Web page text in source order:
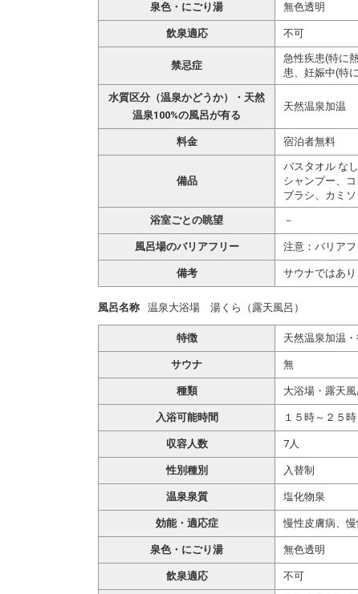
泉色・にごり湯 無色透明
飲泉適応 不可
禁忌症
急性疾患(特に
患、妊娠中(特
水質区分（温泉かどうか）・天然
温泉100%の風呂が有る
天然温泉加温
料金 宿泊者無料
備品
バスタオル なし
シャンプー、
ブラシ、カミ
浴室ごとの眺望 －
風呂場のバリアフリー 注意：バリアフ
備考 サウナではあ
風呂名称 温泉大浴場 湯くら（露天風呂）
特徴 天然温泉加温・
サウナ 無
種類 大浴場・露天風
入浴可能時間 １５時～２５
収容人数 7人
性別種別 入替制
温泉泉質 塩化物泉
効能・適応症 慢性皮膚病、
泉色・にごり湯 無色透明
飲泉適応 不可